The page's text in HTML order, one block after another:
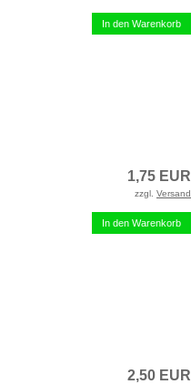
In den Warenkorb
1,75 EUR
zzgl. Versand
In den Warenkorb
2,50 EUR